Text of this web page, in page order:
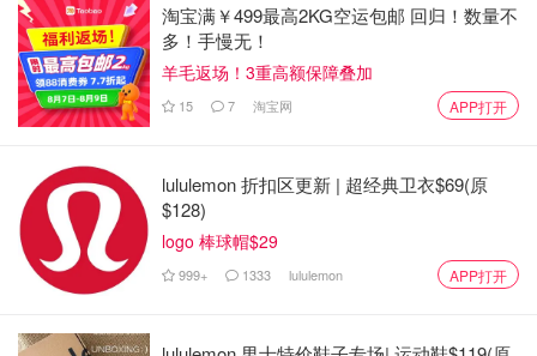
作为一家拥有实体店运营的官方认证、授权和持牌机构，是
加拿大极少数受监管的实体之一。Hibit.com 非常重视其服
务质量。
介绍
加拿大市场的 XRP 和 Ripple 概述
XRP 是与 Ripple 相关的数字资产，它在加拿大市场获得了
极大的关注，因为它在投资者和金融机构中越来越受欢迎。
根据最近的报道，XRP 的交易价格约为 2.11 加元，在特定
淘宝满￥499最高2KG空运包邮 回归！数量不
多！手慢无！
羊毛返场！3重高额保障叠加
15 7 淘宝网 APP打开
lululemon 折扣区更新 | 超经典卫衣$69(原
$128)
logo 棒球帽$29
999+ 1333 lululemon APP打开